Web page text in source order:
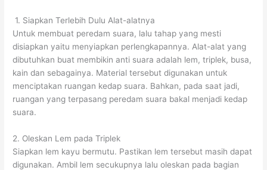
1. Siapkan Terlebih Dulu Alat-alatnya
Untuk membuat peredam suara, lalu tahap yang mesti
disiapkan yaitu menyiapkan perlengkapannya. Alat-alat yang
dibutuhkan buat membikin anti suara adalah lem, triplek, busa,
kain dan sebagainya. Material tersebut digunakan untuk
menciptakan ruangan kedap suara. Bahkan, pada saat jadi,
ruangan yang terpasang peredam suara bakal menjadi kedap
suara.
2. Oleskan Lem pada Triplek
Siapkan lem kayu bermutu. Pastikan lem tersebut masih dapat
digunakan. Ambil lem secukupnya lalu oleskan pada bagian